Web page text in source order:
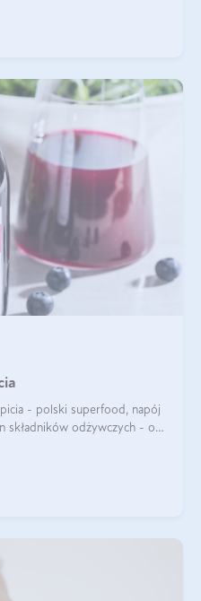
- polski superfood, napój
składników odżywczych - o